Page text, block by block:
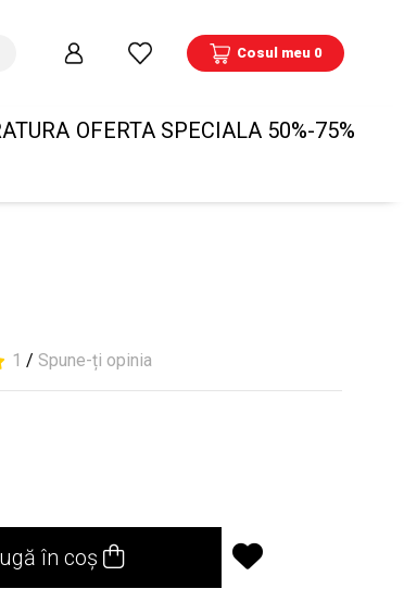
Cosul meu 0
OFERTA SPECIALA 50%-75%
1 / Spune-ți opinia
în coș